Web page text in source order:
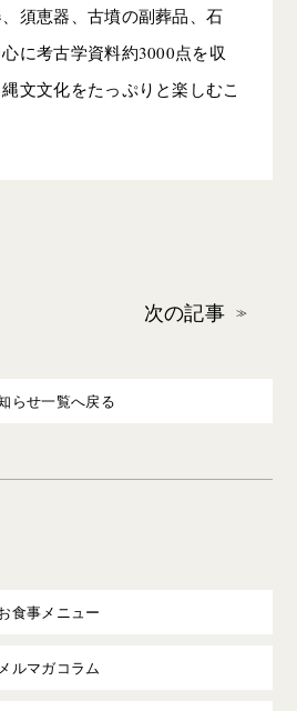
須恵器、古墳の副葬品、石
に考古学資料約3000点を収
文文化をたっぷりと楽しむこ
次の記事
らせ一覧へ戻る
食事メニュー
メルマガコラム